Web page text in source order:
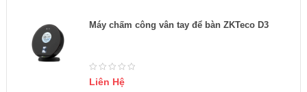
Máy chấm công vân tay để bàn ZKTeco D3
Liên Hệ